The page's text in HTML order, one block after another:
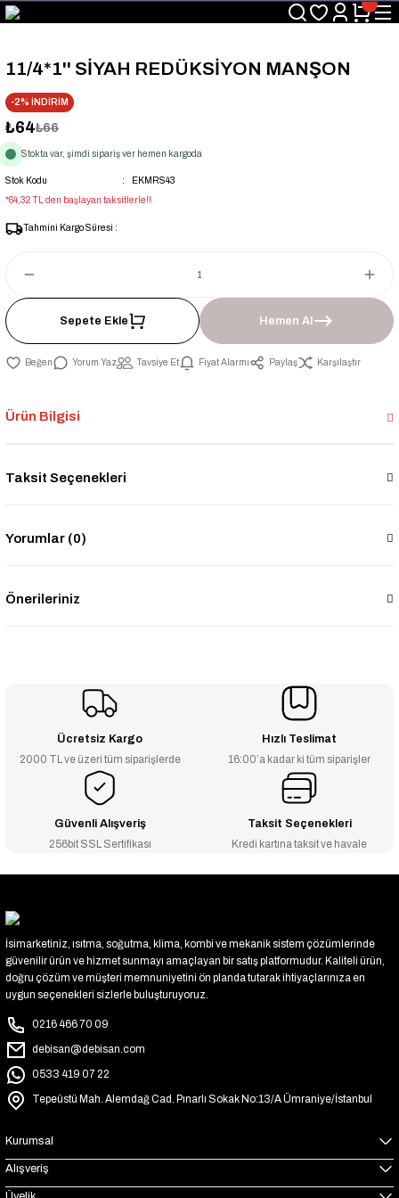
Üyelerimize Özel "uye2026" Koduyla Sepette Ekstra %3 İndirim
KAZAN-KASKAD İÇİN TEK ADRES
11/4*1'' SİYAH REDÜKSİYON MANŞON
-2% İNDİRİM
₺64₺66
Stokta var, şimdi sipariş ver hemen kargoda
Stok Kodu
EKMRS43
*64,32 TL den başlayan taksitlerle!!
Tahmini Kargo Süresi :
Sepete Ekle Hemen Al
Yorum Yaz Tavsiye Et Fiyat Alarmı Paylaş Karşılaştır
Ürün Bilgisi
Taksit Seçenekleri
Yorumlar (0)
Önerileriniz
Ücretsiz Kargo
2000 TL ve üzeri tüm siparişlerde
Hızlı Teslimat
16:00’a kadar ki tüm siparişler
Güvenli Alışveriş
256bit SSL Sertifikası
Taksit Seçenekleri
Kredi kartına taksit ve havale
İsimarketiniz, ısıtma, soğutma, klima, kombi ve mekanik sistem çözümlerinde
güvenilir ürün ve hizmet sunmayı amaçlayan bir satış platformudur. Kaliteli ürün,
doğru çözüm ve müşteri memnuniyetini ön planda tutarak ihtiyaçlarınıza en
uygun seçenekleri sizlerle buluşturuyoruz.
0216 466 70 09
debisan@debisan.com
0533 419 07 22
Tepeüstü Mah. Alemdağ Cad. Pınarlı Sokak No:13/A Ümraniye/İstanbul
Kurumsal
Alışveriş